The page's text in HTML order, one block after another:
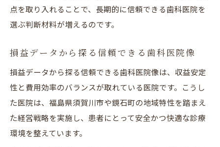
点を取り入れることで、長期的に信頼できる歯科医院を
選ぶ判断材料が増えるのです。
損益データから探る信頼できる歯科医院像
損益データから探る信頼できる歯科医院像は、収益安定
性と費用効率のバランスが取れている医院です。こうし
た医院は、福島県須賀川市や鏡石町の地域特性を踏まえ
た経営戦略を実施し、患者にとって安全かつ快適な診療
環境を整えています。